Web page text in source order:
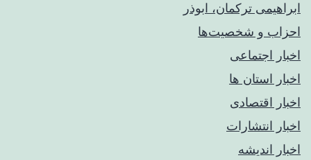
ابراهیمی ترکمان، ابوذر
احزاب و شخصیت‌ها
اخبار اجتماعی
اخبار استان ها
اخبار اقتصادی
اخبار انتشارات
اخبار اندیشه